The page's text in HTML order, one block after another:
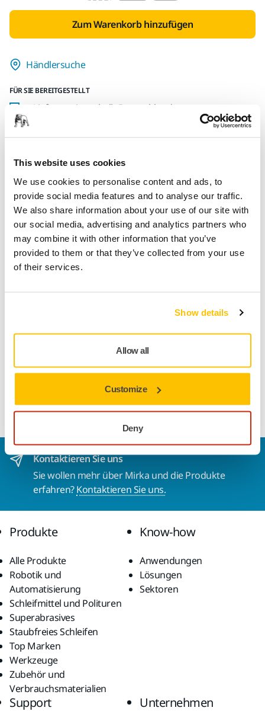
This website uses cookies
We use cookies to personalise content and ads, to
provide social media features and to analyse our traffic.
We also share information about your use of our site with
our social media, advertising and analytics partners who
may combine it with other information that you’ve
provided to them or that they’ve collected from your use
of their services.
Show details
Allow all
Customize
Deny
Zum Warenkorb hinzufügen
Händlersuche
FÜR SIE BEREITGESTELLT
Lieferung innerhalb Deutschlands
Kostenlose Lieferung ab 49,90 € inkl. MwSt.
Sendungsverfolgung
Produktinformationen
Technische Eigenschaften
Schleifanwendungen. Mit seiner keramischen Körnung sind
die Bänder für die Karosseriebearbeitung, besonders für
Keramikkörner bieten bei niedrigem und mittleren Druck
eine hohe Abtragsleistung sowie eine lange Lebensdauer
und Oberflächenfinish.
Kontaktieren Sie uns
Sie wollen mehr über Mirka und die Produkte
erfahren?Kontaktieren Sie uns.
Produkte
Alle Produkte
Robotik und
Automatisierung
Schleifmittel und Polituren
Superabrasives
Staubfreies Schleifen
Top Marken
Werkzeuge
Zubehör und
Verbrauchsmaterialien
Know-how
Anwendungen
Lösungen
Sektoren
Support Unternehmen